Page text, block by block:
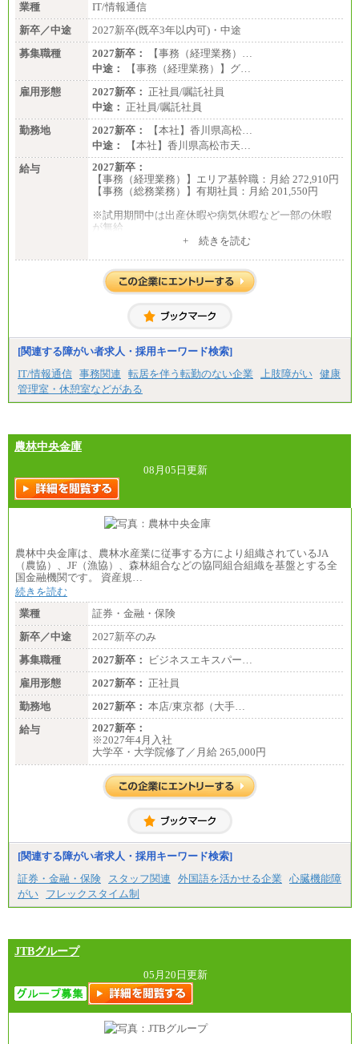
業種
IT/情報通信
新卒／中途
2027新卒(既卒3年以内可)・中途
募集職種
2027新卒：
【事務（経理業務）…
中途：
【事務（経理業務）】グ…
雇用形態
2027新卒： 正社員/嘱託社員
中途： 正社員/嘱託社員
勤務地
2027新卒：
【本社】香川県高松…
中途：
【本社】香川県高松市天…
給与
2027新卒：
【事務（経理業務）】エリア基幹職：月給 272,910円
【事務（総務業務）】有期社員：月給 201,550円
※試用期間中は出産休暇や病気休暇など一部の休暇
が無給
円
【事務（総務業務）】有期社員 ：月給 201,550円
+ 続きを読む
[関連する障がい者求人・採用キーワード検索]
IT/情報通信 事務関連 転居を伴う転勤のない企業 上肢障がい 健康
管理室・休憩室などがある
農林中央金庫
08月05日更新
農林中央金庫は、農林水産業に従事する方により組織されているJA
（農協）、JF（漁協）、森林組合などの協同組合組織を基盤とする全
国金融機関です。 資産規…
続きを読む
業種
証券・金融・保険
新卒／中途
2027新卒のみ
募集職種
2027新卒：
ビジネスエキスパー…
雇用形態
2027新卒： 正社員
勤務地
2027新卒： 本店/東京都（大手…
給与
2027新卒：
※2027年4月入社
大学卒・大学院修了／月給 265,000円
[関連する障がい者求人・採用キーワード検索]
証券・金融・保険
スタッフ関連 外国語を活かせる企業
心臓機能障
がい
フレックスタイム制
JTBグループ
05月20日更新